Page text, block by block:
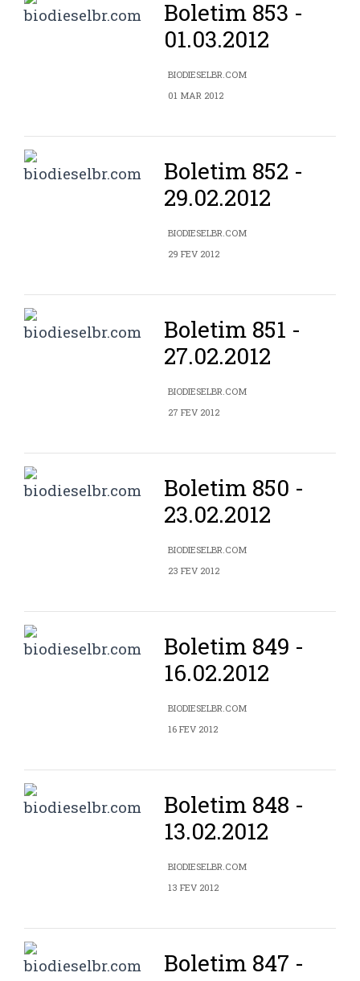
Boletim 853 -
01.03.2012
BIODIESELBR.COM
01 MAR 2012
Boletim 852 -
29.02.2012
BIODIESELBR.COM
29 FEV 2012
Boletim 851 -
27.02.2012
BIODIESELBR.COM
27 FEV 2012
Boletim 850 -
23.02.2012
BIODIESELBR.COM
23 FEV 2012
Boletim 849 -
16.02.2012
BIODIESELBR.COM
16 FEV 2012
Boletim 848 -
13.02.2012
BIODIESELBR.COM
13 FEV 2012
Boletim 847 -